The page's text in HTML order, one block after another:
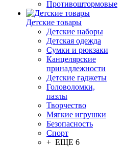
Противоштормовые
Детские товары
Детские наборы
Детская одежда
Сумки и рюкзаки
Канцелярские
принадлежности
Детские гаджеты
Головоломки,
пазлы
Творчество
Мягкие игрушки
Безопасность
Спорт
+ ЕЩЕ 6